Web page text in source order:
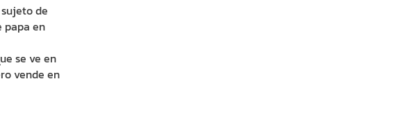
de
papa en
se ve en
vende en